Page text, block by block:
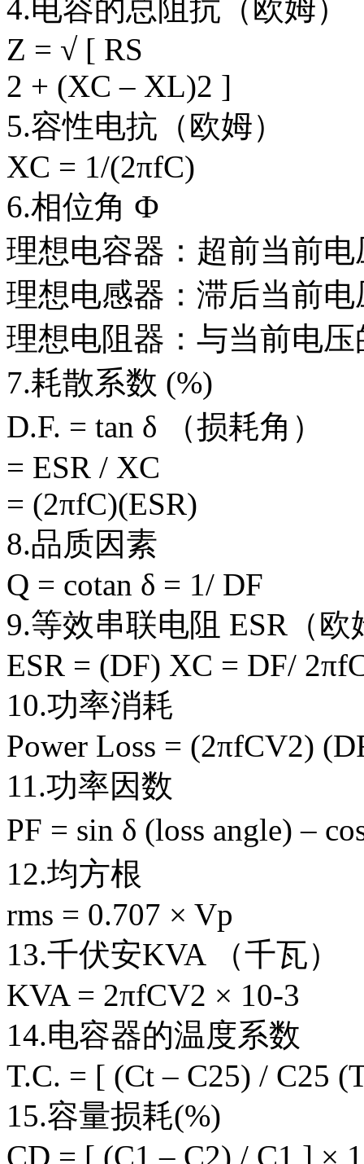
4.电容的总阻抗（欧姆）
Z = √ [ RS
2 + (XC – XL)2 ]
5.容性电抗（欧姆）
XC = 1/(2πfC)
6.相位角 Ф
理想电容器：超前当前电
理想电感器：滞后当前电
理想电阻器：与当前电
7.耗散系数 (%)
D.F. = tan δ （损耗角）
= ESR / XC
= (2πfC)(ESR)
8.品质因素
Q = cotan δ = 1/ DF
9.等效串联电阻 ESR（欧
ESR = (DF) XC = DF/
10.功率消耗
Power Loss = (2πfCV2)
11.功率因数
PF = sin δ (loss angle) –
12.均方根
rms = 0.707 × Vp
13.千伏安KVA （千瓦）
KVA = 2πfCV2 × 10-3
14.电容器的温度系数
T.C. = [ (Ct – C25) / C25
15.容量损耗(%)
CD = [ (C1 – C2) / C1 ] ×